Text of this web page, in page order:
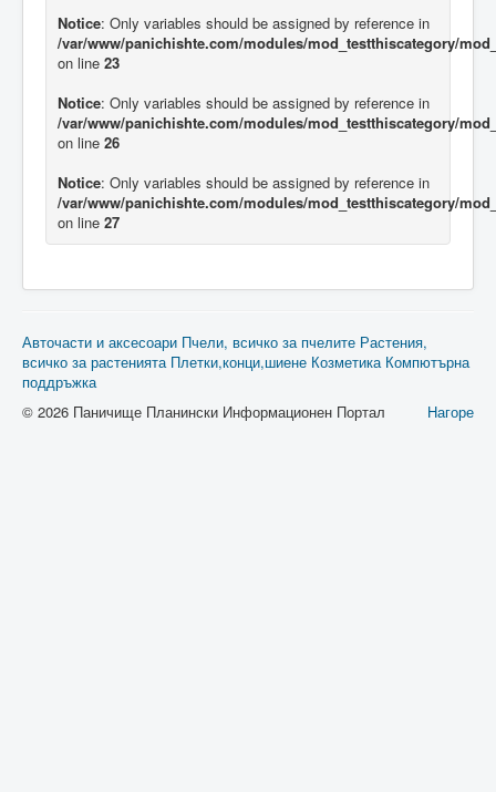
Notice: Only variables should be assigned by reference in
/var/www/panichishte.com/modules/mod_testthiscategory/
on line 23
Notice: Only variables should be assigned by reference in
/var/www/panichishte.com/modules/mod_testthiscategory/
on line 26
Notice: Only variables should be assigned by reference in
/var/www/panichishte.com/modules/mod_testthiscategory/
on line 27
Авточасти и аксесоари Пчели, всичко за пчелите Растения,
всичко за растенията Плетки,конци,шиене Козметика Компютърна
поддръжка
Нагоре
© 2026 Паничище Планински Информационен Портал